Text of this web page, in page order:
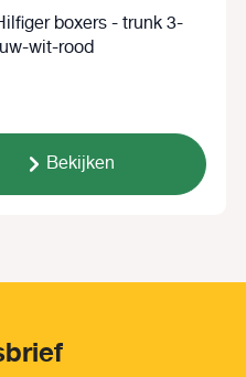
boxers - trunk 3-
wit-rood
Bekijken